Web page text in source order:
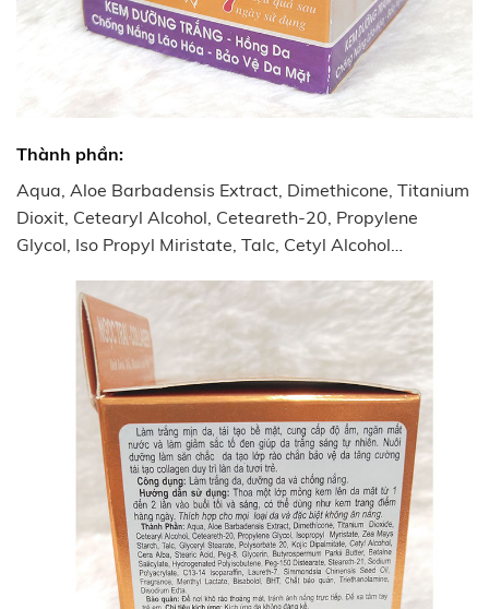
Thành phần:
Aqua, Aloe Barbadensis Extract, Dimethicone, Titanium
Dioxit, Cetearyl Alcohol, Ceteareth-20, Propylene
Glycol, Iso Propyl Miristate, Talc, Cetyl Alcohol…